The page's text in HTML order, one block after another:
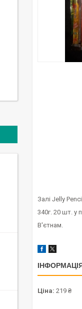
Залі Jelly
340г. 20 шт. у
В'єтнам.
Ціна: 219 ₴